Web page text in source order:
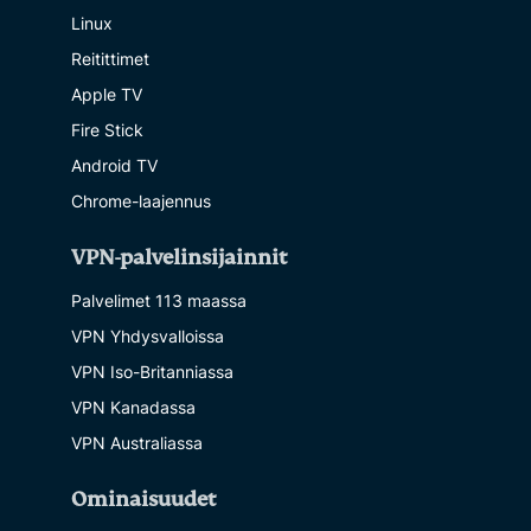
Linux
Reitittimet
Apple TV
Fire Stick
Android TV
Chrome-laajennus
VPN-palvelinsijainnit
Palvelimet 113 maassa
VPN Yhdysvalloissa
VPN Iso-Britanniassa
VPN Kanadassa
VPN Australiassa
Ominaisuudet